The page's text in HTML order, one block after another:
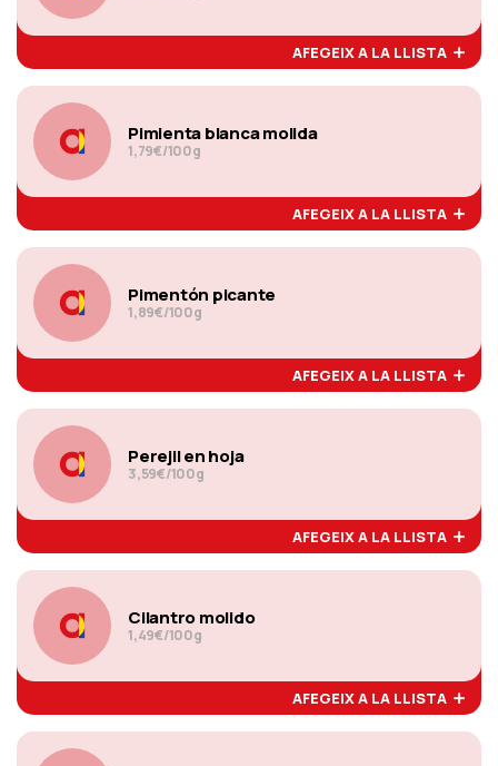
AFEGEIX A LA LLISTA
Pimienta blanca molida
1,79€/100g
AFEGEIX A LA LLISTA
Pimentón picante
1,89€/100g
AFEGEIX A LA LLISTA
Perejil en hoja
3,59€/100g
AFEGEIX A LA LLISTA
Cilantro molido
1,49€/100g
AFEGEIX A LA LLISTA